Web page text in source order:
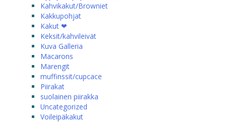
Kahvikakut/Browniet
Kakkupohjat
Kakut ❤
Keksit/kahvileivät
Kuva Galleria
Macarons
Marengit
muffinssit/cupcace
Piirakat
suolainen piirakka
Uncategorized
Voileipäkakut